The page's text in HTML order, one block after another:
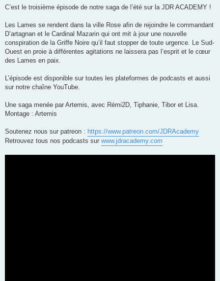
C’est le troisième épisode de notre saga de l’été sur la JDR ACADEMY !
Les Lames se rendent dans la ville Rose afin de rejoindre le commandant
D’artagnan et le Cardinal Mazarin qui ont mit à jour une nouvelle
conspiration de la Griffe Noire qu’il faut stopper de toute urgence. Le Sud-
Ouest en proie à différentes agitations ne laissera pas l’esprit et le cœur
des Lames en paix.
L’épisode est disponible sur toutes les plateformes de podcasts et aussi
sur notre chaîne YouTube.
Une saga menée par Artemis, avec Rémi2D, Tiphanie, Tibor et Lisa.
Montage : Artemis
Soutenez nous sur patreon : https://www.patreon.com/JDRAcademy
Retrouvez tous nos podcasts sur www.jdracademy.com